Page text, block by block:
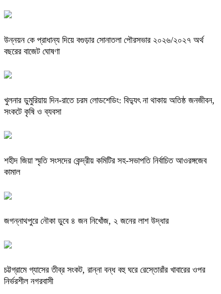
উন্নয়ন কে প্রাধান্য দিয়ে বগুড়ার সোনাতলা পৌরসভার ২০২৬/২০২৭ অর্থ
বছরের বাজেট ঘোষণা
খুলনার ডুমুরিয়ায় দিন-রাতে চরম লোডশেডিং: বিদ্যুৎ না থাকায় অতিষ্ঠ জনজীবন,
সংকটে কৃষি ও ব্যবসা
শহীদ জিয়া স্মৃতি সংসদের কেন্দ্রীয় কমিটির সহ-সভাপতি নির্বাচিত আওরঙ্গজেব
কামাল
জগন্নাথপুরে নৌকা ডুবে ৪ জন নিখোঁজ, ২ জনের লাশ উদ্ধার
চট্টগ্রামে গ্যাসের তীব্র সংকট, রান্না বন্ধ বহু ঘরে রেস্তোরাঁর খাবারের ওপর
নির্ভরশীল নগরবাসী